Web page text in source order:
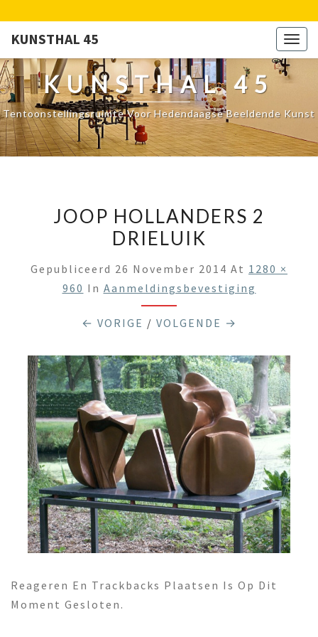
KUNSTHAL 45
KUNSTHAL 45
Tentoonstellingsruimte Voor Hedendaagse Beeldende Kunst
JOOP HOLLANDERS 2
DRIELUIK
Gepubliceerd 26 November 2014 At 1280 ×
960 In Aanmeldingsbevestiging
← VORIGE / VOLGENDE →
Reageren En Trackbacks Plaatsen Is Op Dit
Moment Gesloten.